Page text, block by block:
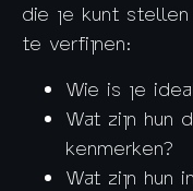
die je kunt
te verfijnen:
Wie is je
Wat zijn hun
kenmerken?
Wat zijn hun